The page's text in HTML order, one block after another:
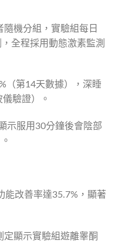
機分組，實驗組每日
全程採用動態激素監測
（第14天數據），深睡
驗證）。
示服用30分鐘後會陰部
改善率達35.7%，顯著
定顯示實驗組遊離睾酮